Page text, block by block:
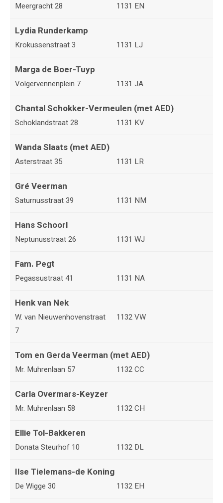
Meergracht 28 1131 EN
Lydia Runderkamp
Krokussenstraat 3 1131 LJ
Marga de Boer-Tuyp
Volgervennenplein 7 1131 JA
Chantal Schokker-Vermeulen (met AED)
Schoklandstraat 28 1131 KV
Wanda Slaats (met AED)
Asterstraat 35 1131 LR
Gré Veerman
Saturnusstraat 39 1131 NM
Hans Schoorl
Neptunusstraat 26 1131 WJ
Fam. Pegt
Pegassustraat 41 1131 NA
Henk van Nek
W. van Nieuwenhovenstraat
7
1132 VW
Tom en Gerda Veerman (met AED)
Mr. Muhrenlaan 57 1132 CC
Carla Overmars-Keyzer
Mr. Muhrenlaan 58 1132 CH
Ellie Tol-Bakkeren
Donata Steurhof 10 1132 DL
Ilse Tielemans-de Koning
De Wigge 30 1132 EH